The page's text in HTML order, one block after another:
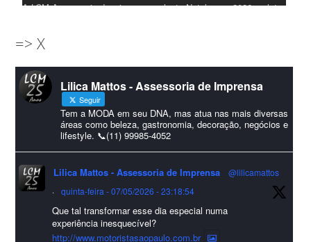
A LCM Assessoria deseja um excelente Natal e um 2026 repleto
amigos que sempre nos acompanham!🎄✨🥂❤️
#lcmassessoriassessoria#natal #merrychristmas #felizanonovo
#HappyNewYear
Foto
Visualizar no Facebook · Compartilhar
Lilica Mattos - Assessoria de Imprensa
9 months ago
A Abrafas - Associação Brasileira de Fibras Artificiais e
Sintéticas foi destaque na Revista Química e Derivados, na
=> X
Lilica Mattos - Assessoria de Imprensa
Seguir
Tem a MODA em seu DNA, mas atua nas mais diversas
áreas como beleza, gastronomia, decoração, negócios e
lifestyle. 📞(11) 99985-4052
Lilica Mattos - Assessoria de Imprensa
@lilicamattos
·
quinta-feira - 07/05/2026 - 23:18:54
Que tal transformar esse dia especial numa
experiência inesquecível?
http://www.motoristasaopaulo.com.br